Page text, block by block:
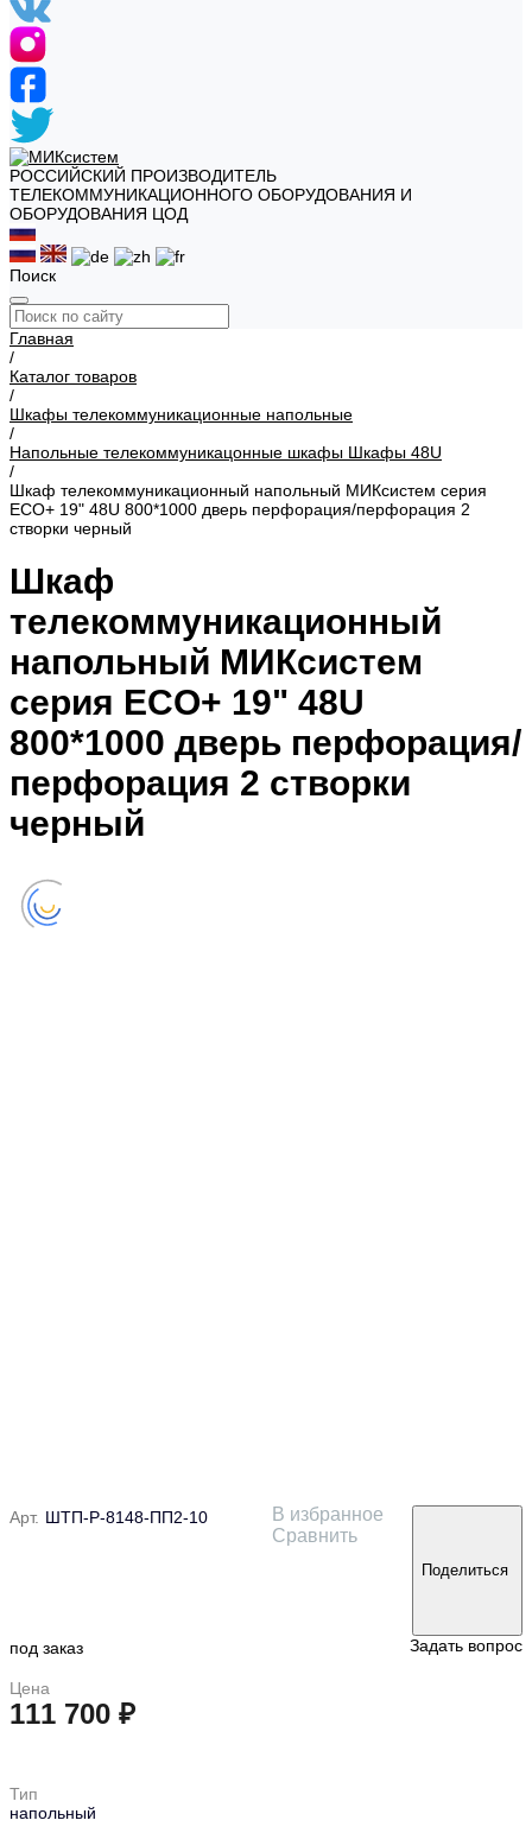
РОССИЙСКИЙ ПРОИЗВОДИТЕЛЬ
ТЕЛЕКОММУНИКАЦИОННОГО ОБОРУДОВАНИЯ И
ОБОРУДОВАНИЯ ЦОД
Поиск
Главная
/
Каталог товаров
/
Шкафы телекоммуникационные напольные
/
Напольные телекоммуникацонные шкафы Шкафы 48U
/
Шкаф телекоммуникационный напольный МИКсистем серия
ECO+ 19" 48U 800*1000 дверь перфорация/перфорация 2
створки черный
Шкаф
телекоммуникационный
напольный МИКсистем
серия ECO+ 19" 48U
800*1000 дверь перфорация/
перфорация 2 створки
черный
Арт. ШТП-Р-8148-ПП2-10
В избранное
Сравнить
Поделиться
под заказ Задать вопрос
Цена
111 700 ₽
Тип
напольный